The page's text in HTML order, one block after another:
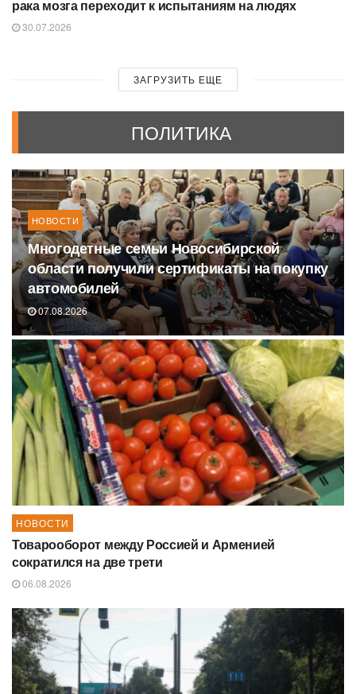
рака мозга переходит к испытаниям на людях
30.07.2026
ЗАГРУЗИТЬ ЕЩЕ
ПОЛИТИКА
НОВОСТИ
Многодетные семьи Новосибирской
области получили сертификаты на покупку
автомобилей
07.08.2026
НОВОСТИ
Товарооборот между Россией и Арменией
сократился на две трети
06.08.2026